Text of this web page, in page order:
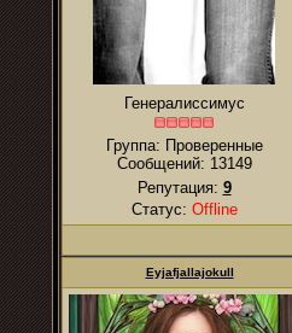
Генералиссимус
Группа: Проверенные
Сообщений: 13149
Репутация: 9
Статус: Offline
Eyjafjallajokull